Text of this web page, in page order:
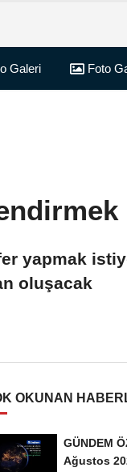
Galeri Foto
yapmak
oluşacak
OKUNAN
GÜNDEM
Ağustos